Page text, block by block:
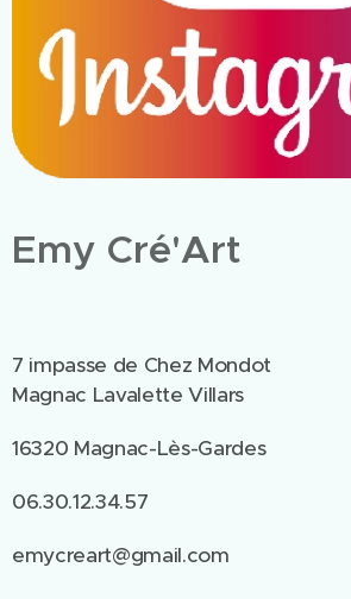
Emy Cré'Art
7 impasse de Chez Mondot
Magnac Lavalette Villars
16320 Magnac-Lès-Gardes
06.30.12.34.57
emycreart@gmail.com